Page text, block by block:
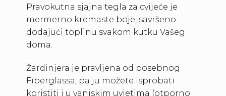
Pravokutna sjajna tegla za cvijeće je
mermerno kremaste boje, savršeno
dodajući toplinu svakom kutku Vašeg
doma.
Žardinjera je pravljena od posebnog
Fiberglassa, pa ju možete isprobati
koristiti i u vanjskim uvjetima (otporno